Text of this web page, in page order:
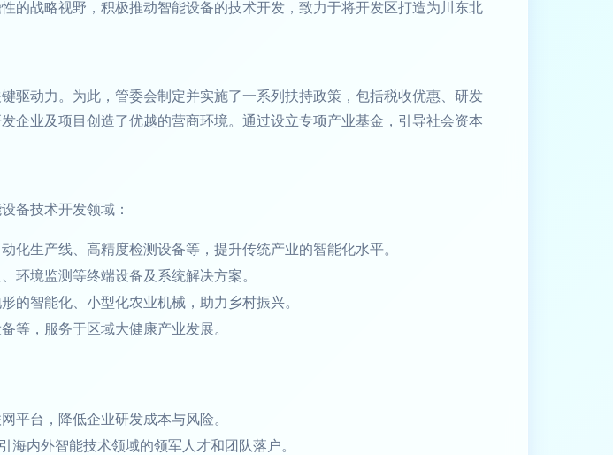
的战略视野，积极推动智能设备的技术开发，致力于将开发区打造为川东北
驱动力。为此，管委会制定并实施了一系列扶持政策，包括税收优惠、研发
企业及项目创造了优越的营商环境。通过设立专项产业基金，引导社会资本
备技术开发领域：
化生产线、高精度检测设备等，提升传统产业的智能化水平。
环境监测等终端设备及系统解决方案。
的智能化、小型化农业机械，助力乡村振兴。
等，服务于区域大健康产业发展。
平台，降低企业研发成本与风险。
海内外智能技术领域的领军人才和团队落户。